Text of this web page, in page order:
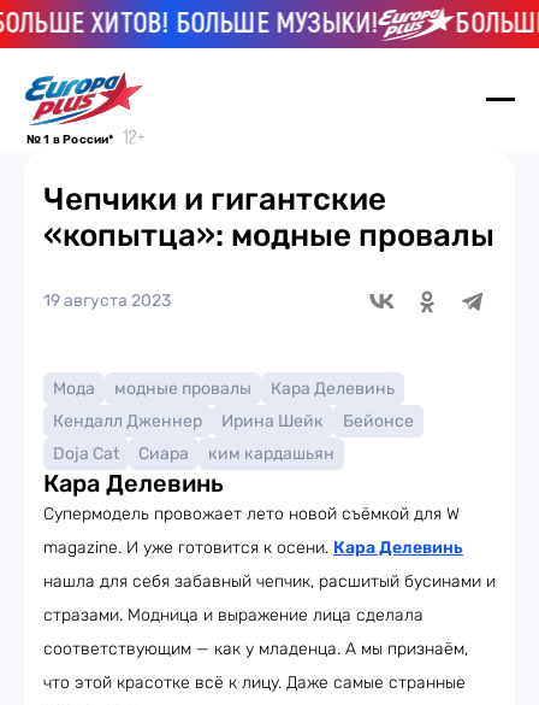
ХИТОВ! БОЛЬШЕ МУЗЫКИ! БОЛЬШЕ
№ 1 в России*
Чепчики и гигантские
«копытца»: модные провалы
19 августа 2023
Мода модные провалы
Кара Делевинь
Кендалл Дженнер
Ирина Шейк
Бейонсе
Doja Cat
Сиара ким кардашьян
Кара Делевинь
Супермодель провожает лето новой съёмкой для W
magazine. И уже готовится к осени. Кара Делевинь
нашла для себя забавный чепчик, расшитый бусинами и
стразами. Модница и выражение лица сделала
соответствующим — как у младенца. А мы признаём,
что этой красотке всё к лицу. Даже самые странные